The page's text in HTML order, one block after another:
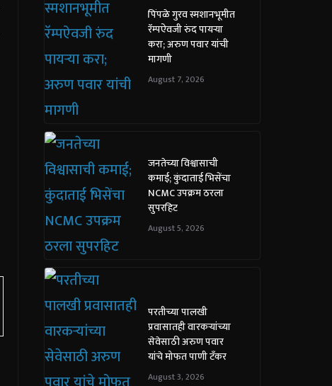
पिंपळे गुरव स्मशानभूमीत
रॅम्पऐवजी रुंद पायऱ्या
करा; अरुण पवार यांची
मागणी
August 7, 2026
जनतेच्या विश्वासाची
कमाई; कुंदाताई भिसेंचा
NCMC उपक्रम ठरला
सुपरहिट
August 5, 2026
परतीच्या पालखी
प्रवासातही वारकऱ्यांच्या
सेवेसाठी अरुण पवार
यांचे मोफत पाणी टँकर
August 3, 2026